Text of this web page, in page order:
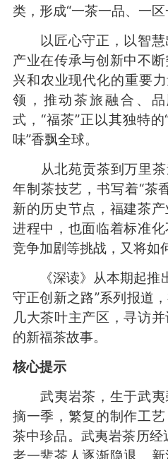
类，形成“一茶一品、一区
以匠心守正，以智慧
产业在传承与创新中不
兴和农业现代化的重要
领，推动茶旅融合、
式，“福茶”正以其独特的
味”香飘全球。
从北苑贡茶到万里茶
年制茶技艺，书写着“茶
新的历史节点，福建茶
进程中，也面临着标准
竞争加剧等挑战，又将如
《深读》从本期起推出
守正创新之路”系列报道
几大茶叶主产区，寻访
的新福茶故事。
核心提示
武夷岩茶，生于武夷
摘一季，繁复的制作工
茶中珍品。武夷岩茶历
老一辈茶人逐渐隐退、